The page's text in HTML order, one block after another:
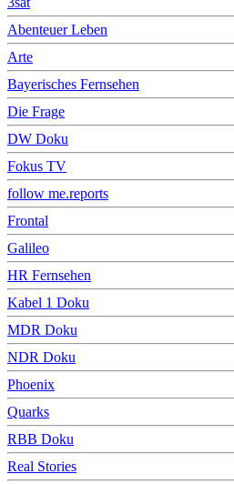
Abenteuer Leben
Arte
Bayerisches Fernsehen
Die Frage
DW Doku
Fokus TV
follow me.reports
Frontal
Galileo
HR Fernsehen
Kabel 1 Doku
MDR Doku
NDR Doku
Phoenix
Quarks
RBB Doku
Real Stories